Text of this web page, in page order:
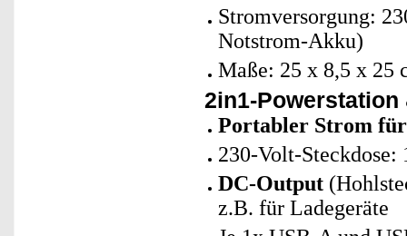
Stromversorgung:
Notstrom-Akku)
Maße: 25 x 8,5 x 25
2in1-
Portabler Strom für
230-Volt-Steckdose:
DC-Output
z.B. für Ladegeräte